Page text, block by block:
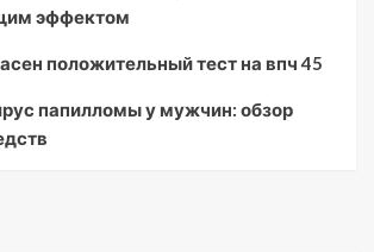
эффектом
положительный тест на впч 45
папилломы у мужчин: обзор